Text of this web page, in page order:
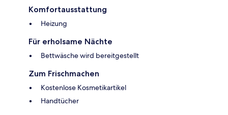
Komfortausstattung
Heizung
Für erholsame Nächte
Bettwäsche wird bereitgestellt
Zum Frischmachen
Kostenlose Kosmetikartikel
Handtücher